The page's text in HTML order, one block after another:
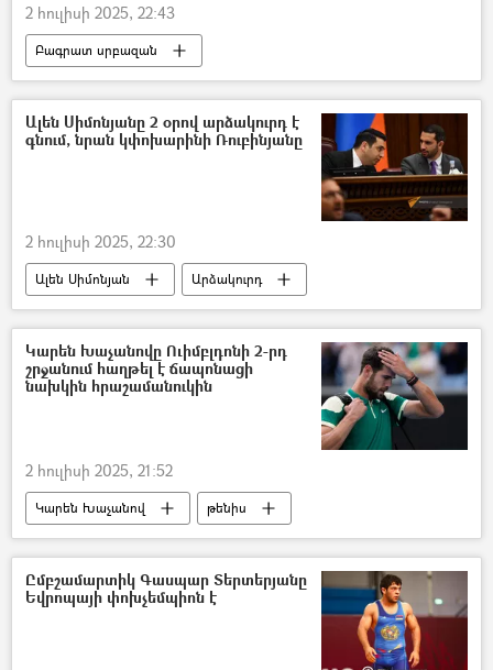
2 հուլիսի 2025, 22:43
Բագրատ սրբազան
Միքայել արքեպիսկոպոս Աջապահյան
փաստաբան
Քրեակատարողական հիմնարկ (ՔԿՀ)
Ալեն Սիմոնյանը 2 օրով արձակուրդ է
գնում, նրան կփոխարինի Ռուբինյանը
2 հուլիսի 2025, 22:30
Ալեն Սիմոնյան
Արձակուրդ
Ռուբեն Ռուբինյան
Կարեն Խաչանովը Ուիմբլդոնի 2-րդ
շրջանում հաղթել է ճապոնացի
նախկին հրաշամանուկին
2 հուլիսի 2025, 21:52
Կարեն Խաչանով
թենիս
հաղթանակ
Ըմբշամարտիկ Գասպար Տերտերյանը
Եվրոպայի փոխչեմպիոն է